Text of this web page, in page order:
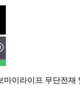
이라이프 무단전재